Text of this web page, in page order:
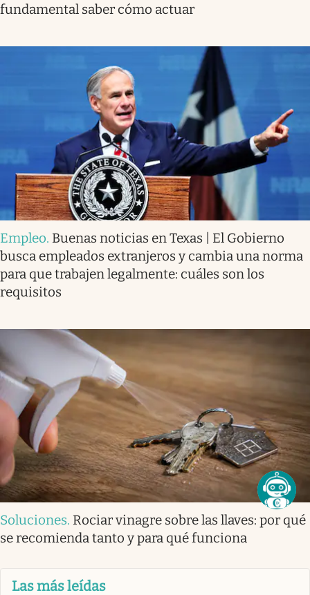
fundamental saber cómo actuar
Empleo. Buenas noticias en Texas | El Gobierno
busca empleados extranjeros y cambia una norma
para que trabajen legalmente: cuáles son los
requisitos
Soluciones. Rociar vinagre sobre las llaves: por qué
se recomienda tanto y para qué funciona
Las más leídas